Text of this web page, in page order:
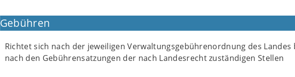
Gebühren
Richtet sich nach der jeweiligen Verwaltungsgebührenordnung des Landes
nach den Gebührensatzungen der nach Landesrecht zuständigen Stellen